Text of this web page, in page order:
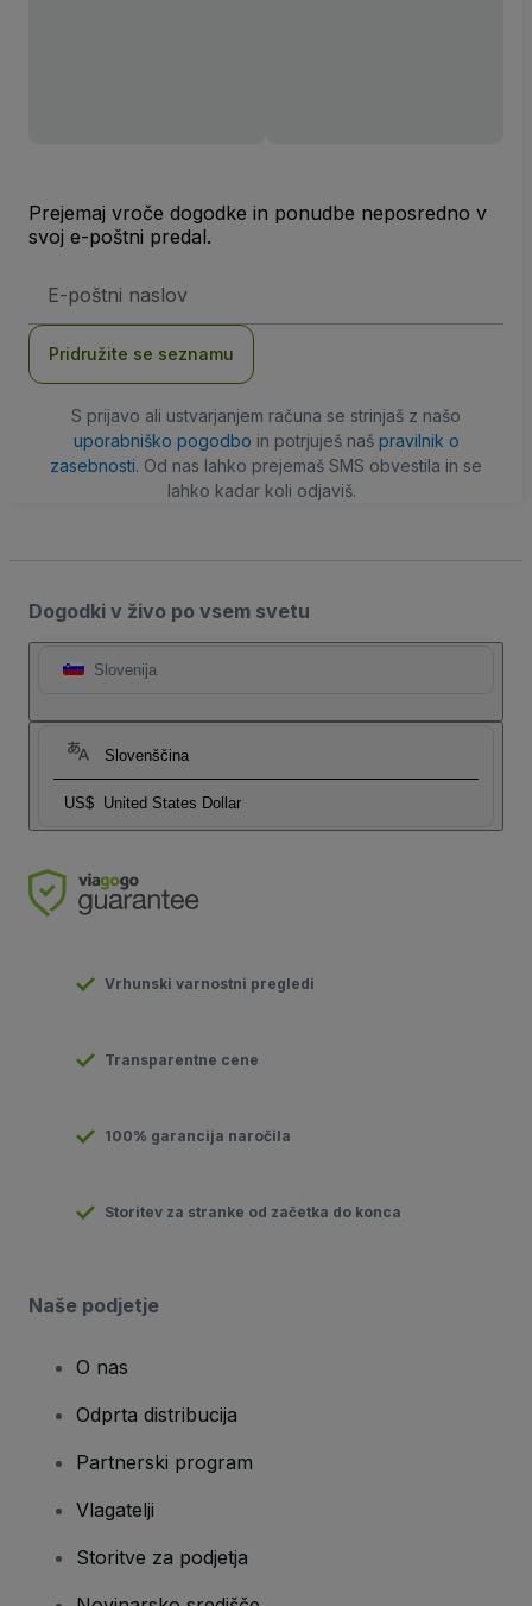
Prejemaj vroče dogodke in ponudbe neposredno v
svoj e-poštni predal.
naslov
Pridružite se seznamu
S prijavo ali ustvarjanjem računa se strinjaš z našo
uporabniško pogodbo in potrjuješ naš pravilnik o
zasebnosti. Od nas lahko prejemaš SMS obvestila in se
lahko kadar koli odjaviš.
Dogodki v živo po vsem svetu
Slovenija
Slovenščina
US$ United States Dollar
Vrhunski varnostni pregledi
Transparentne cene
100% garancija naročila
Storitev za stranke od začetka do konca
Naše podjetje
O nas
Odprta distribucija
Partnerski program
Vlagatelji
Storitve za podjetja